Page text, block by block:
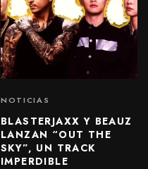
NOTICIAS
BLASTERJAXX Y BEAUZ
LANZAN “OUT THE
SKY”, UN TRACK
IMPERDIBLE